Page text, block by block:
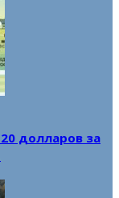
долларов за